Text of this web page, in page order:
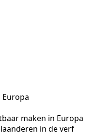
Europa
maken in Europa
in de verf